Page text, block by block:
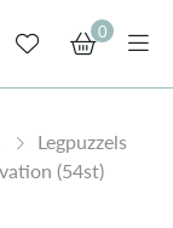
0
Legpuzzels
(54st)